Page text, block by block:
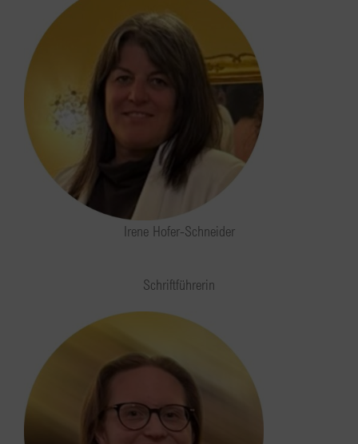
Irene Hofer-Schneider
Schriftführerin